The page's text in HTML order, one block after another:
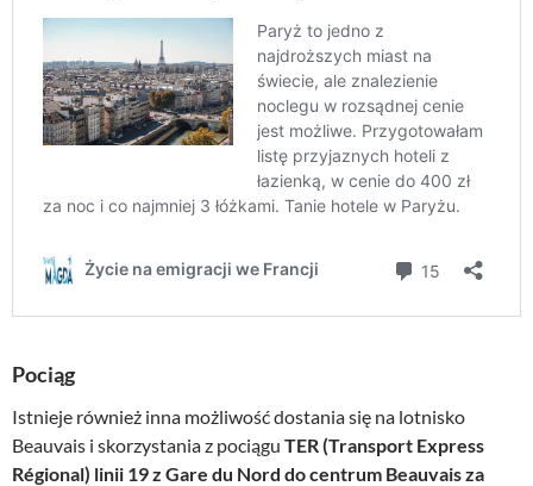
Pociąg
Istnieje również inna możliwość dostania się na lotnisko
Beauvais i skorzystania z pociągu TER (Transport Express
Régional) linii 19 z Gare du Nord do centrum Beauvais za